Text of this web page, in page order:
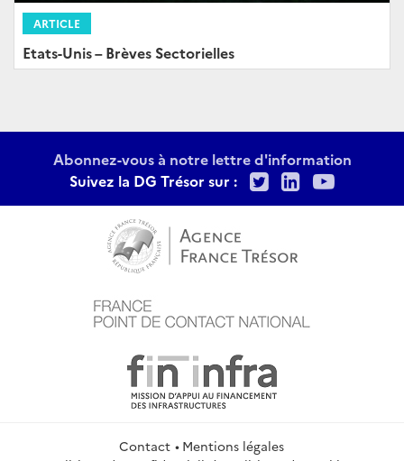
ARTICLE
Etats-Unis – Brèves Sectorielles
Abonnez-vous à notre lettre d'information
Suivez la DG Trésor sur :
TwitterLinkedIn
Contact
Mentions légales